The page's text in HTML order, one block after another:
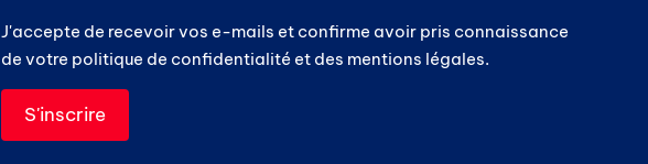
J'accepte de recevoir vos e-mails et confirme avoir pris connaissance
de votre politique de confidentialité et des mentions légales.